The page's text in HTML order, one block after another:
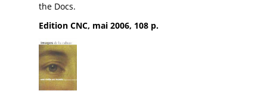
the Docs.
Edition CNC, mai 2006, 108 p.